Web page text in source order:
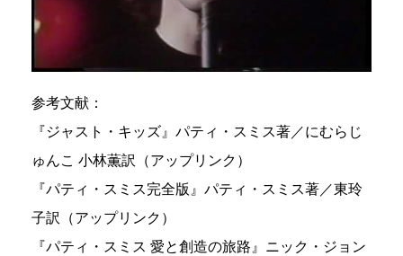
参考文献：
『ジャスト・キッズ』パティ・スミス著／にむらじ
ゅんこ 小林薫訳（アップリンク）
『パティ・スミス完全版』パティ・スミス著／東玲
子訳（アップリンク）
『パティ・スミス 愛と創造の旅路』ニック・ジョン